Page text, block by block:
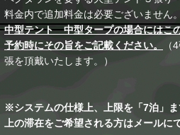
料金内で追加料金は必要ございません。
中型テント 中型タープの場合にはこ
予約時にその旨をご記載ください。
張を頂戴いたします。）
※システムの仕様上、上限を「7泊」
上の滞在をご希望される方はメールに